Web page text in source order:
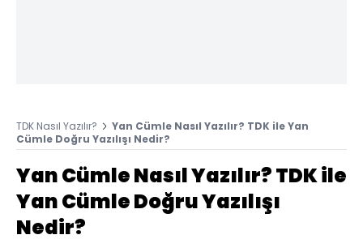
TDK Nasıl Yazılır?
Yan Cümle Nasıl Yazılır? TDK ile Yan
Cümle Doğru Yazılışı Nedir?
Yan Cümle Nasıl Yazılır? TDK ile
Yan Cümle Doğru Yazılışı
Nedir?